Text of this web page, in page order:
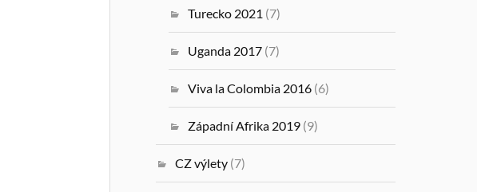
Turecko 2021 (7)
Uganda 2017 (7)
Viva la Colombia 2016 (6)
Západní Afrika 2019 (9)
CZ výlety (7)